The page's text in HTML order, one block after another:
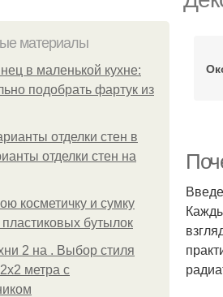
материалы
в маленькой кухне:
подобрать фартук из
отделки стен в
отделки стен на
косметичку и сумку
пластиковых бутылок
2 на . Выбор стиля
метра с